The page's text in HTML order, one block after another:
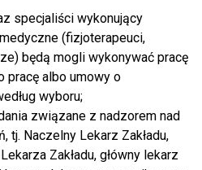
specjaliści wykonujący
(fizjoterapeuci,
będą mogli wykonywać pracę
pracę albo umowy o
wyboru;
związane z nadzorem nad
tj. Naczelny Lekarz Zakładu,
Zakładu, główny lekarz